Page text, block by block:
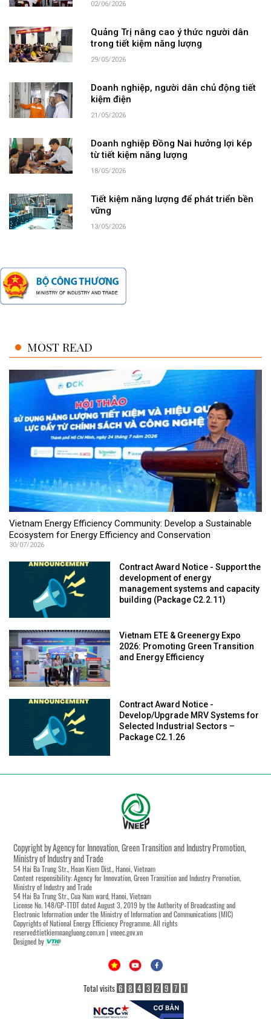
02/06/2026
Quảng Trị nâng cao ý thức người dân
trong tiết kiệm năng lượng
29/05/2026
Doanh nghiệp, người dân chủ động tiết
kiệm điện
21/05/2026
Doanh nghiệp Đồng Nai hưởng lợi kép
từ tiết kiệm năng lượng
18/05/2026
Tiết kiệm năng lượng để phát triển bền
vững
13/05/2026
MOST READ
Vietnam Energy Efficiency Community: Develop a Sustainable
Ecosystem for Energy Efficiency and Conservation
30/07/2026
Contract Award Notice - Support the
development of energy
management systems and capacity
building (Package C2.2.11)
Vietnam ETE & Greenergy Expo
2026: Promoting Green Transition
and Energy Efficiency
Contract Award Notice -
Develop/Upgrade MRV Systems for
Selected Industrial Sectors –
Package C2.1.26
Copyright by Agency for Innovation, Green Transition and Industry Promotion,
Ministry of Industry and Trade
54 Hai Ba Trung Str., Hoan Kiem Dist., Hanoi, Vietnam
Content responsibility: Agency for Innovation, Green Transition and Industry Promotion,
Ministry of Industry and Trade
54 Hai Ba Trung Str., Cua Nam ward, Hanoi, Vietnam
License No. 148/GP-TTĐT dated August 3, 2019 by the Authority of Broadcasting and
Electronic Information under the Ministry of Information and Communications (MIC)
Copyrights of National Energy Efficiency Programme. All rights
reserved:tietkiemnangluong.com.vn | vneec.gov.vn
Designed by
Total visits 6 8 4 3 2 9 7 1